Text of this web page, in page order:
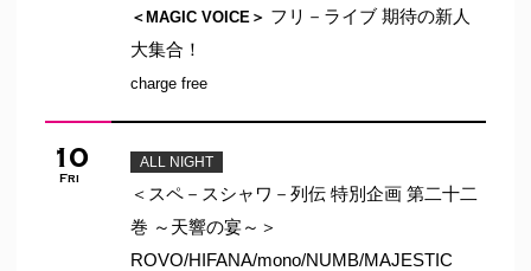
＜MAGIC VOICE＞ フリ－ライブ 期待の新人
大集合！
charge free
10
Fri
ALL NIGHT
＜スペ－スシャワ－列伝 特別企画 第二十二
巻 ～天響の宴～＞
ROVO/HIFANA/mono/NUMB/MAJESTIC